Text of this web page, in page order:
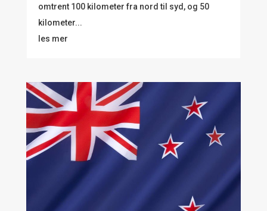
omtrent 100 kilometer fra nord til syd, og 50
kilometer...
les mer